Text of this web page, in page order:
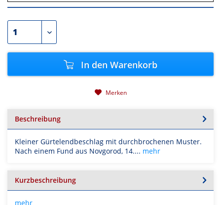
In den Warenkorb
Merken
Beschreibung
Kleiner Gürtelendbeschlag mit durchbrochenen Muster.
Nach einem Fund aus Novgorod, 14.... mehr
Kurzbeschreibung
mehr